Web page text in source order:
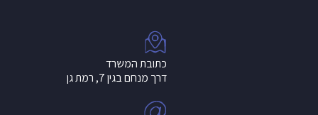
דרך מנחם בגין 7, רמת גן
כתובת המשרד